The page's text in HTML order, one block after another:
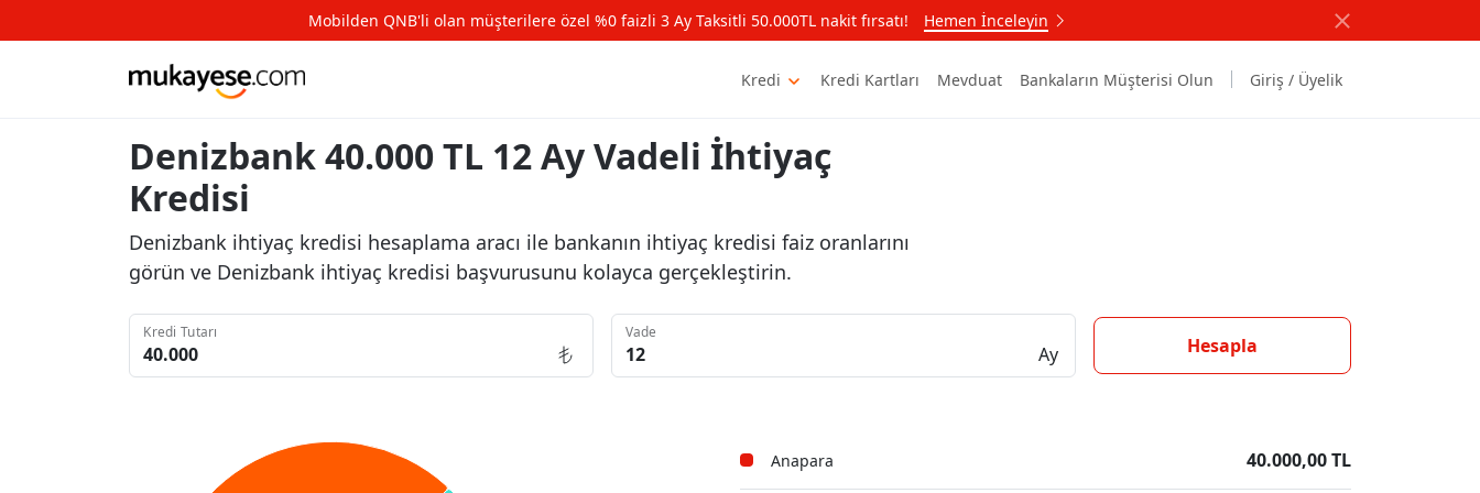
Mobilden QNB'li olan müşterilere özel %0 faizli 3 Ay Taksitli 50.000TL nakit fırsatı! Hemen İnceleyin
Kredi Kredi Kartları Mevduat Bankaların Müşterisi Olun Giriş / Üyelik
Denizbank 40.000 TL 12 Ay Vadeli İhtiyaç
Kredisi
Denizbank ihtiyaç kredisi hesaplama aracı ile bankanın ihtiyaç kredisi faiz oranlarını
görün ve Denizbank ihtiyaç kredisi başvurusunu kolayca gerçekleştirin.
Kredi Tutarı Vade
Ay Hesapla
Anapara 40.000,00 TL